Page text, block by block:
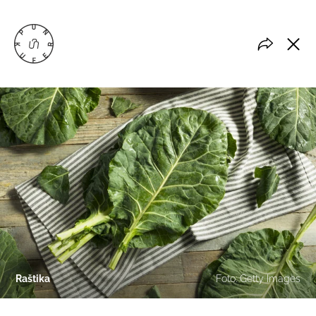
Raštika Foto: Getty Images